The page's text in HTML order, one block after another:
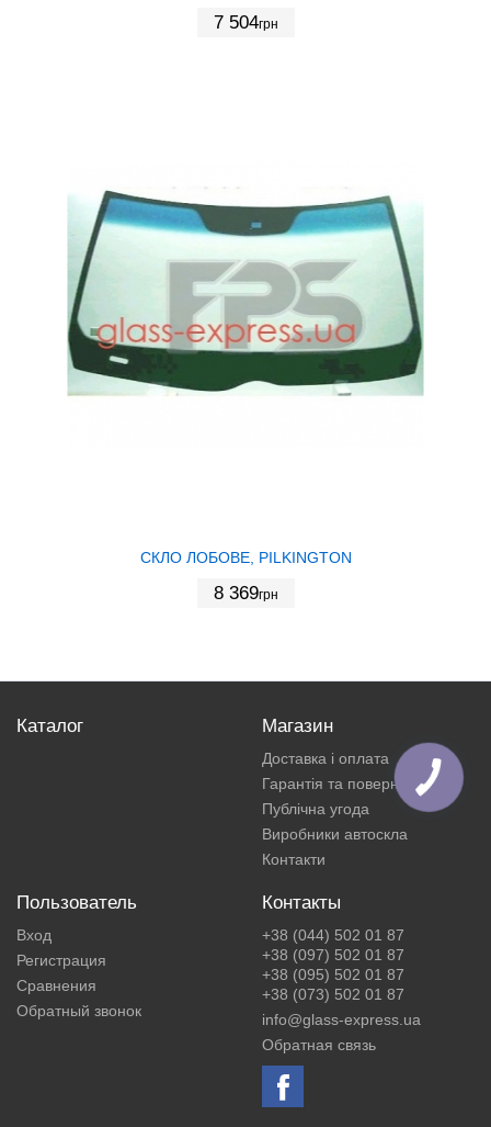
7 504грн
СКЛО ЛОБОВЕ, PILKINGTON
8 369грн
Каталог Магазин
Доставка і оплата
Гарантія та повернення
Публічна угода
Виробники автоскла
Контакти
Пользователь
Вход
Регистрация
Сравнения
Обратный звонок
Контакты
+38 (044) 502 01 87
+38 (097) 502 01 87
+38 (095) 502 01 87
+38 (073) 502 01 87
info@glass-express.ua
Обратная связь